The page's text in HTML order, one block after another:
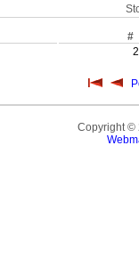
#
2
Copyright ©